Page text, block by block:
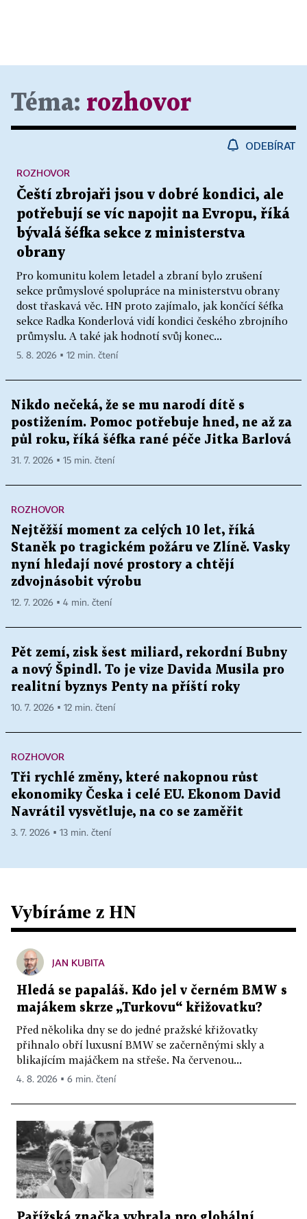
Téma: rozhovor
ODEBÍRAT
Čeští zbrojaři jsou v dobré kondici, ale
potřebují se víc napojit na Evropu, říká
bývalá šéfka sekce z ministerstva
obrany
Pro komunitu kolem letadel a zbraní bylo zrušení
sekce průmyslové spolupráce na ministerstvu obrany
dost třaskavá věc. HN proto zajímalo, jak končící šéfka
sekce Radka Konderlová vidí kondici českého zbrojního
průmyslu. A také jak hodnotí svůj konec...
ROZHOVOR
5. 8. 2026 ▪ 12 min. čtení
Nikdo nečeká, že se mu narodí dítě s
postižením. Pomoc potřebuje hned, ne až za
půl roku, říká šéfka rané péče Jitka Barlová
31. 7. 2026 ▪ 15 min. čtení
ROZHOVOR
Nejtěžší moment za celých 10 let, říká
Staněk po tragickém požáru ve Zlíně. Vasky
nyní hledají nové prostory a chtějí
zdvojnásobit výrobu
12. 7. 2026 ▪ 4 min. čtení
Pět zemí, zisk šest miliard, rekordní Bubny
a nový Špindl. To je vize Davida Musila pro
realitní byznys Penty na příští roky
10. 7. 2026 ▪ 12 min. čtení
ROZHOVOR
Tři rychlé změny, které nakopnou růst
ekonomiky Česka i celé EU. Ekonom David
Navrátil vysvětluje, na co se zaměřit
3. 7. 2026 ▪ 13 min. čtení
Vybíráme z HN
JAN KUBITA
Hledá se papaláš. Kdo jel v černém BMW s
majákem skrze „Turkovu“ křižovatku?
Před několika dny se do jedné pražské křižovatky
přihnalo obří luxusní BMW se začerněnými skly a
blikajícím majáčkem na střeše. Na červenou...
4. 8. 2026 ▪ 6 min. čtení